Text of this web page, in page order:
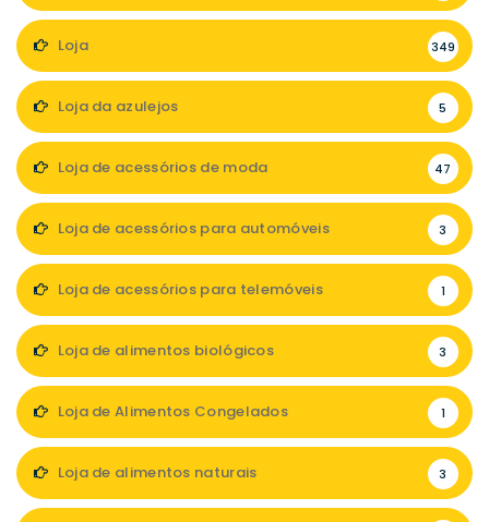
Loja 349
Loja da azulejos 5
Loja de acessórios de moda 47
Loja de acessórios para automóveis 3
Loja de acessórios para telemóveis 1
Loja de alimentos biológicos 3
Loja de Alimentos Congelados 1
Loja de alimentos naturais 3